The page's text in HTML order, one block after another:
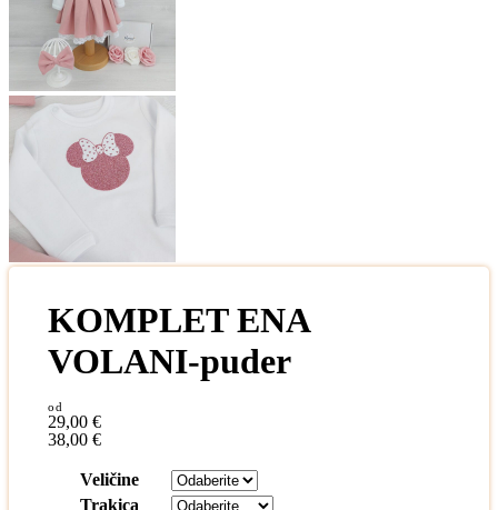
KOMPLET ENA
VOLANI-puder
29,00 €
38,00 €
Veličine
Trakica